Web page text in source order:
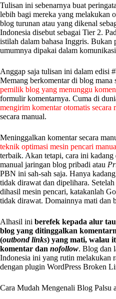
Tulisan ini sebenarnya buat
lebih bagi mereka yang melakukan
blog turunan atau yang dikenal
Indonesia disebut sebagai Tier 2.
istilah dalam bahasa Inggris.
umumnya dipakai dalam
Anggap saja tulisan ini dalam edisi
Memang berkomentar di blog mana
pemilik blog yang menunggu
formulir komentarnya. Cuma di
mengirim komentar otomatis secara
secara manual.
Meninggalkan komentar secara
teknik optimasi mesin pencari
terbaik. Akan tetapi, cara ini
manual jaringan blog pribadi atau
PBN ini sah-sah saja. Hanya
tidak dirawat dan dipelihara.
dihasil mesin pencari, katakanlah
tidak dirawat. Domainnya mati dan
Alhasil ini berefek kepada alur
blog yang ditinggalkan
(outbond links) yang mati, walau
komentar dan nofollow. Blog dan
Indonesia ini yang rutin melakukan
dengan plugin WordPress Broken
Cara Mudah Mengenali Blog Palsu